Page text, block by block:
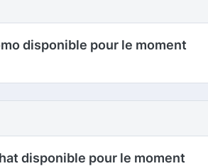
disponible pour le moment
disponible pour le moment